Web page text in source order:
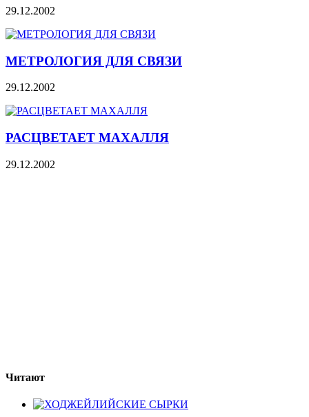
29.12.2002
МЕТРОЛОГИЯ ДЛЯ СВЯЗИ
29.12.2002
РАСЦВЕТАЕТ МАХАЛЛЯ
29.12.2002
Читают